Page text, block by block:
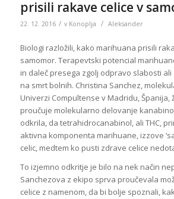
prisili rakave celice v
22. 12. 2016 / v Konoplja / Aleksander
Biologi razložili, kako marihuana prisili
samomor. Terapevtski potencial
in daleč presega zgolj odpravo slabosti
na smrt bolnih. Christina Sanchez,
Univerzi Compultense v Madridu, Španija,
proučuje molekularno delovanje
odkrila, da tetrahidrocanabinol, ali THC,
aktivna komponenta marihuane, izzove
celic, medtem ko pusti zdrave celice
To izjemno odkritje je bilo na nek način
Sanchezova z ekipo sprva proučevala
celice z namenom, da bi bolje spoznali,